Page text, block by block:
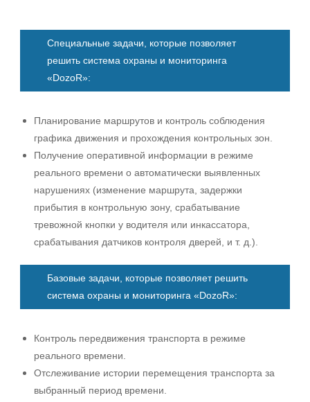
Специальные задачи, которые позволяет
решить система охраны и мониторинга
«DozoR»:
Планирование маршрутов и контроль соблюдения
графика движения и прохождения контрольных зон.
Получение оперативной информации в режиме
реального времени о автоматически выявленных
нарушениях (изменение маршрута, задержки
прибытия в контрольную зону, срабатывание
тревожной кнопки у водителя или инкассатора,
срабатывания датчиков контроля дверей, и т. д.).
Базовые задачи, которые позволяет решить
система охраны и мониторинга «DozoR»:
Контроль передвижения транспорта в режиме
реального времени.
Отслеживание истории перемещения транспорта за
выбранный период времени.